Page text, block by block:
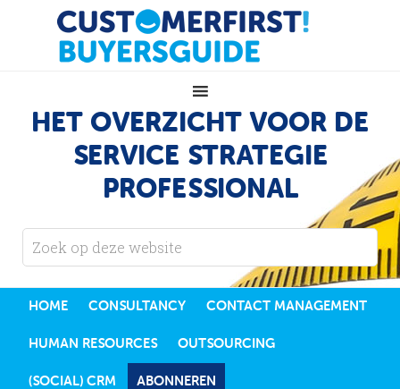
HET OVERZICHT VOOR DE
SERVICE STRATEGIE
PROFESSIONAL
HOME CONSULTANCY CONTACT MANAGEMENT
HUMAN RESOURCES OUTSOURCING
(SOCIAL) CRM ABONNEREN